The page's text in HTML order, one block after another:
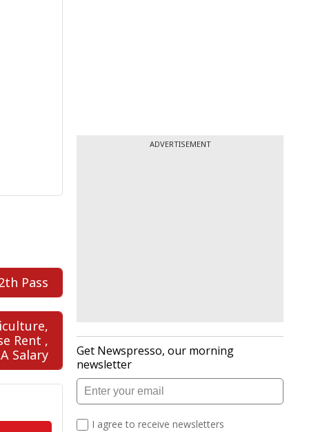
Pass
Rent ,
Salary
ADVERTISEMENT